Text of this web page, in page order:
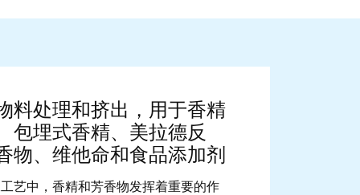
料处理和挤出，用于香精
包埋式香精、美拉德反
物、维他命和食品添加剂
艺中，香精和芳香物发挥着重要的作